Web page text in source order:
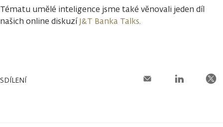
Tématu umělé inteligence jsme také věnovali jeden díl
našich online diskuzíJ&T Banka Talks.
SDÍLENÍ